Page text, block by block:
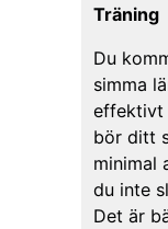
Träning
Du
simma
effektivt
bör ditt
minimal
du inte
Det är